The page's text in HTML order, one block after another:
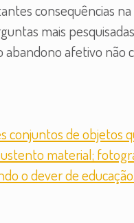
consequências
mais
abandono afetivo